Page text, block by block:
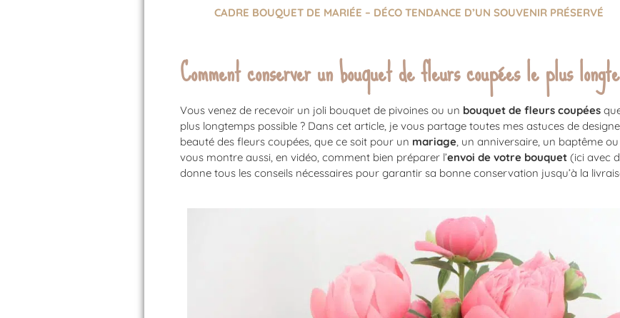
CADRE BOUQUET DE MARIÉE – DÉCO TENDANCE D’UN SOUVENIR PRÉSERVÉ
Comment conserver un bouquet de fleurs coupées le plus
Vous venez de recevoir un joli bouquet de pivoines ou un bouquet de fleurs coupées
plus longtemps possible ? Dans cet article, je vous partage toutes mes astuces de
beauté des fleurs coupées, que ce soit pour un mariage, un anniversaire, un baptême
vous montre aussi, en vidéo, comment bien préparer l’envoi de votre bouquet(ici avec
donne tous les conseils nécessaires pour garantir sa bonne conservation jusqu’à la